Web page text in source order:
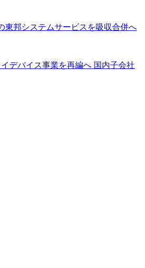
東邦システムサービスを吸収合併へ
デバイス事業を再編へ 国内子会社